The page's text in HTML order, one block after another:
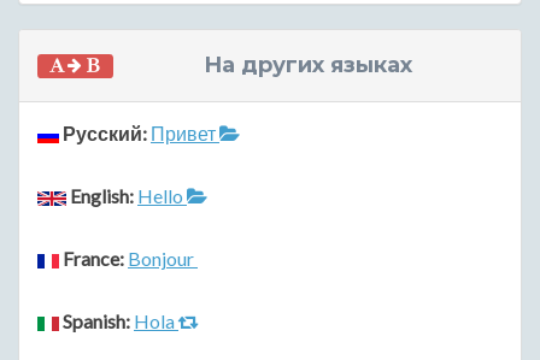
На других языках
Русский: Привет
English: Hello
France: Bonjour
Spanish: Hola